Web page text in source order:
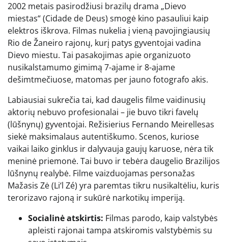
2002 metais pasirodžiusi brazilų drama „Dievo
miestas“ (Cidade de Deus) smogė kino pasauliui kaip
elektros iškrova. Filmas nukelia į vieną pavojingiausių
Rio de Žaneiro rajonų, kurį patys gyventojai vadina
Dievo miestu. Tai pasakojimas apie organizuoto
nusikalstamumo gimimą 7-ajame ir 8-ajame
dešimtmečiuose, matomas per jauno fotografo akis.
Labiausiai sukrečia tai, kad daugelis filme vaidinusių
aktorių nebuvo profesionalai – jie buvo tikri favelų
(lūšnynų) gyventojai. Režisierius Fernando Meirellesas
siekė maksimalaus autentiškumo. Scenos, kuriose
vaikai laiko ginklus ir dalyvauja gaujų karuose, nėra tik
meninė priemonė. Tai buvo ir tebėra daugelio Brazilijos
lūšnynų realybė. Filme vaizduojamas personažas
Mažasis Zė (Li‘l Zé) yra paremtas tikru nusikaltėliu, kuris
terorizavo rajoną ir sukūrė narkotikų imperiją.
Socialinė atskirtis: Filmas parodo, kaip valstybės
apleisti rajonai tampa atskiromis valstybėmis su